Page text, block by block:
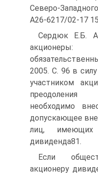
Северо-
А26-6217/02-17
Сердюк Е.Б.
акционеры:
2005. С. 96 в
участником
преодоления
необходимо
допускающее
лиц, имеющих
дивиденда81.
Если
акционеру